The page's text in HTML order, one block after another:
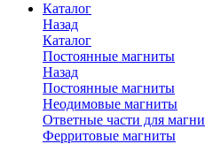
Каталог
Назад
Каталог
Постоянные магниты
Назад
Постоянные магниты
Неодимовые магниты
Ответные части для
Ферритовые магниты